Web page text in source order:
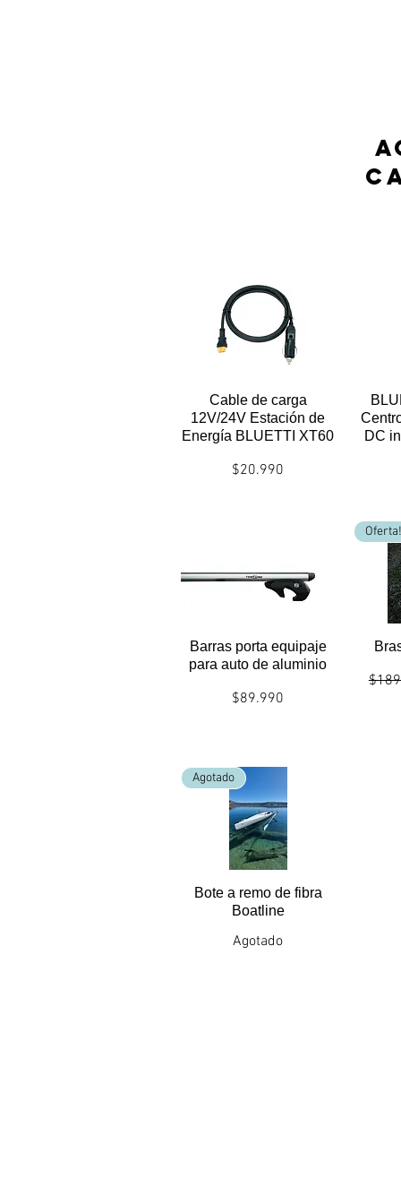
Cable de carga
12V/24V Estación de
Energía BLUETTI XT60
Precio
$20.990
DC
Barras porta equipaje
para auto de aluminio
Precio
$89.990
Oferta!
Agotado
Bote a remo de fibra
Boatline
Agotado